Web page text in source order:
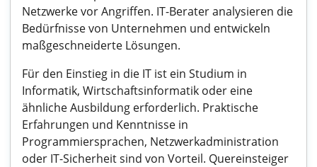
Netzwerke vor Angriffen. IT-Berater analysieren die
Bedürfnisse von Unternehmen und entwickeln
maßgeschneiderte Lösungen.
Für den Einstieg in die IT ist ein Studium in
Informatik, Wirtschaftsinformatik oder eine
ähnliche Ausbildung erforderlich. Praktische
Erfahrungen und Kenntnisse in
Programmiersprachen, Netzwerkadministration
oder IT-Sicherheit sind von Vorteil. Quereinsteiger